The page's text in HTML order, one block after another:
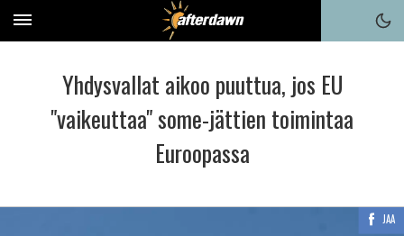
Yhdysvallat aikoo puuttua, jos EU
"vaikeuttaa" some-jättien toimintaa
Euroopassa
JAA